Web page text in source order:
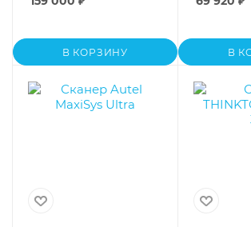
В КОРЗИНУ В